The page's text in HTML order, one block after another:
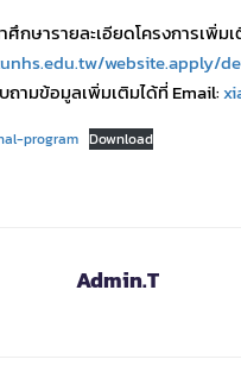
กษารายละเอียดโครงการเพิ่
website.apply/
ามข้อมูลเพิ่มเติมได้ที่ Email:
program Download
Admin.T